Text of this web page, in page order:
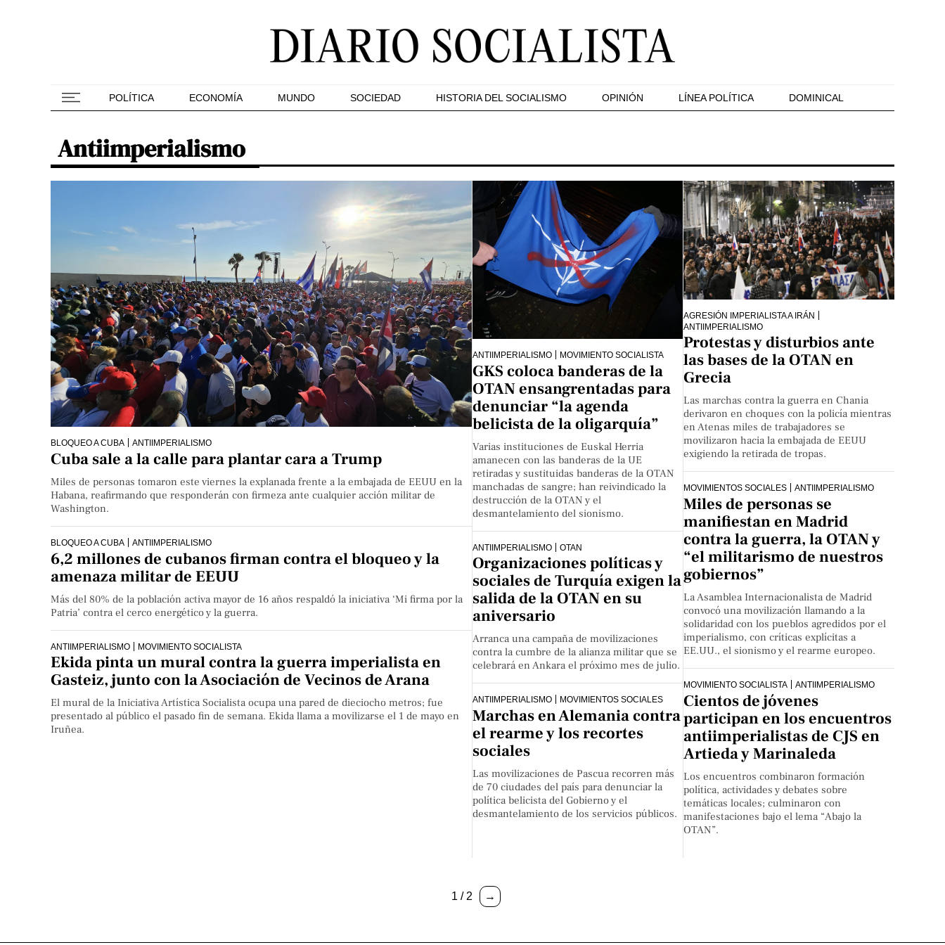
POLÍTICA ECONOMÍA MUNDO SOCIEDAD HISTORIA DEL SOCIALISMO OPINIÓN LÍNEA POLÍTICA DOMINICAL
Antiimperialismo
BLOQUEO A CUBA ANTIIMPERIALISMO
Cuba sale a la calle para plantar cara a Trump
Miles de personas tomaron este viernes la explanada frente a la embajada de EEUU en la
Habana, reafirmando que responderán con firmeza ante cualquier acción militar de
Washington.
BLOQUEO A CUBA ANTIIMPERIALISMO
6,2 millones de cubanos firman contra el bloqueo y la
amenaza militar de EEUU
Más del 80% de la población activa mayor de 16 años respaldó la iniciativa ‘Mi firma por la
Patria’ contra el cerco energético y la guerra.
ANTIIMPERIALISMO MOVIMIENTO SOCIALISTA
Ekida pinta un mural contra la guerra imperialista en
Gasteiz, junto con la Asociación de Vecinos de Arana
El mural de la Iniciativa Artística Socialista ocupa una pared de dieciocho metros; fue
presentado al público el pasado fin de semana. Ekida llama a movilizarse el 1 de mayo en
Iruñea.
ANTIIMPERIALISMO MOVIMIENTO SOCIALISTA
GKS coloca banderas de la
OTAN ensangrentadas para
denunciar “la agenda
belicista de la oligarquía”
Varias instituciones de Euskal Herria
amanecen con las banderas de la UE
retiradas y sustituidas banderas de la OTAN
manchadas de sangre; han reivindicado la
destrucción de la OTAN y el
desmantelamiento del sionismo.
ANTIIMPERIALISMO OTAN
Organizaciones políticas y
sociales de Turquía exigen la
salida de la OTAN en su
aniversario
Arranca una campaña de movilizaciones
contra la cumbre de la alianza militar que se
celebrará en Ankara el próximo mes de julio.
ANTIIMPERIALISMO MOVIMIENTOS SOCIALES
Marchas en Alemania contra
el rearme y los recortes
sociales
Las movilizaciones de Pascua recorren más
de 70 ciudades del país para denunciar la
política belicista del Gobierno y el
desmantelamiento de los servicios públicos.
AGRESIÓN IMPERIALISTA A IRÁN
ANTIIMPERIALISMO
Protestas y disturbios ante
las bases de la OTAN en
Grecia
Las marchas contra la guerra en Chania
derivaron en choques con la policía mientras
en Atenas miles de trabajadores se
movilizaron hacia la embajada de EEUU
exigiendo la retirada de tropas.
MOVIMIENTOS SOCIALES ANTIIMPERIALISMO
Miles de personas se
manifiestan en Madrid
contra la guerra, la OTAN y
“el militarismo de nuestros
gobiernos”
La Asamblea Internacionalista de Madrid
convocó una movilización llamando a la
solidaridad con los pueblos agredidos por el
imperialismo, con críticas explícitas a
EE.UU., el sionismo y el rearme europeo.
MOVIMIENTO SOCIALISTA ANTIIMPERIALISMO
Cientos de jóvenes
participan en los encuentros
antiimperialistas de CJS en
Artieda y Marinaleda
Los encuentros combinaron formación
política, actividades y debates sobre
temáticas locales; culminaron con
manifestaciones bajo el lema “Abajo la
OTAN”.
1 / 2 →